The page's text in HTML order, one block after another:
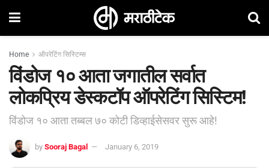
Home ऑपरेटिंग सिस्टिम्स
विंडोज १० आता जगातील सर्वात
लोकप्रिय डेस्कटॉप ऑपरेटिंग सिस्टिम!
विंडोज १० आता तब्बल ७० कोटी डिव्हाईसेसवर सुरू आहे!
by Sooraj Bagal January 6, 2019